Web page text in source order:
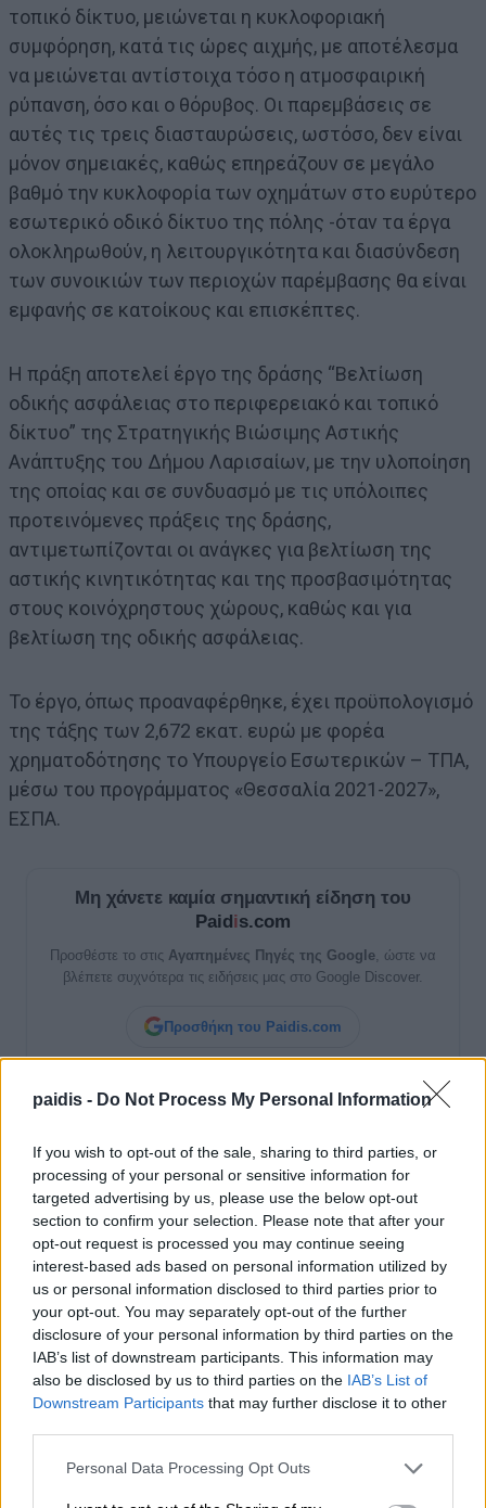
paidis - Do Not Process My Personal Information
If you wish to opt-out of the sale, sharing to third parties, or
processing of your personal or sensitive information for
targeted advertising by us, please use the below opt-out
section to confirm your selection. Please note that after your
opt-out request is processed you may continue seeing
interest-based ads based on personal information utilized by
us or personal information disclosed to third parties prior to
your opt-out. You may separately opt-out of the further
disclosure of your personal information by third parties on the
IAB’s list of downstream participants. This information may
also be disclosed by us to third parties on the IAB’s List of
Downstream Participants that may further disclose it to other
Personal Data Processing Opt Outs
τοπικό δίκτυο, μειώνεται η κυκλοφοριακή
συμφόρηση, κατά τις ώρες αιχμής, με αποτέλεσμα
να μειώνεται αντίστοιχα τόσο η ατμοσφαιρική
ρύπανση, όσο και ο θόρυβος. Οι παρεμβάσεις σε
αυτές τις τρεις διασταυρώσεις, ωστόσο, δεν είναι
μόνον σημειακές, καθώς επηρεάζουν σε μεγάλο
βαθμό την κυκλοφορία των οχημάτων στο ευρύτερο
εσωτερικό οδικό δίκτυο της πόλης -όταν τα έργα
ολοκληρωθούν, η λειτουργικότητα και διασύνδεση
των συνοικιών των περιοχών παρέμβασης θα είναι
εμφανής σε κατοίκους και επισκέπτες.
Η πράξη αποτελεί έργο της δράσης “Βελτίωση
οδικής ασφάλειας στο περιφερειακό και τοπικό
δίκτυο” της Στρατηγικής Βιώσιμης Αστικής
Ανάπτυξης του Δήμου Λαρισαίων, με την υλοποίηση
της οποίας και σε συνδυασμό με τις υπόλοιπες
προτεινόμενες πράξεις της δράσης,
αντιμετωπίζονται οι ανάγκες για βελτίωση της
αστικής κινητικότητας και της προσβασιμότητας
στους κοινόχρηστους χώρους, καθώς και για
βελτίωση της οδικής ασφάλειας.
Το έργο, όπως προαναφέρθηκε, έχει προϋπολογισμό
της τάξης των 2,672 εκατ. ευρώ με φορέα
χρηματοδότησης το Υπουργείο Εσωτερικών – ΤΠΑ,
μέσω του προγράμματος «Θεσσαλία 2021-2027»,
ΕΣΠΑ.
Μη χάνετε καμία σημαντική είδηση του
Paidis.com
Προσθέστε το στις Αγαπημένες Πηγές της Google , ώστε να
βλέπετε συχνότερα τις ειδήσεις μας στο Google Discover.
Προσθήκη του Paidis.com
ολοκληρώσετε την προσθήκη.
Προσοχή!Επιτρέπεται η αναδημοσίευση των πληροφοριών του παραπάνω
άρθρου ή μέρους αυτών μόνο αν αναφέρεται ως πηγή τοhttps://paidis.com/